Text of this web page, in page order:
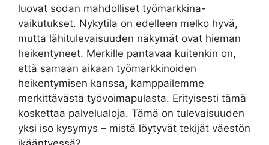
luovat sodan mahdolliset työmarkkina-
vaikutukset. Nykytila on edelleen melko hyvä,
mutta lähitulevaisuuden näkymät ovat hieman
heikentyneet. Merkille pantavaa kuitenkin on,
että samaan aikaan työmarkkinoiden
heikentymisen kanssa, kamppailemme
merkittävästä työvoimapulasta. Erityisesti tämä
koskettaa palvelualoja. Tämä on tulevaisuuden
yksi iso kysymys – mistä löytyvät tekijät väestön